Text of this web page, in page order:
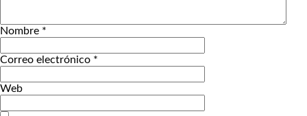
Nombre *
Correo electrónico *
Web